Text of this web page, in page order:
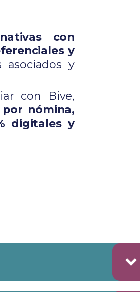
con
y
asociados y
con Bive,
nómina,
digitales y